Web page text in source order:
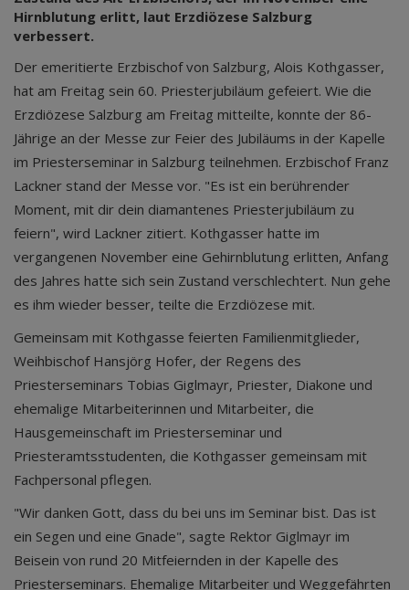
Hirnblutung erlitt, laut Erzdiözese Salzburg
verbessert.
Der emeritierte Erzbischof von Salzburg, Alois Kothgasser,
hat am Freitag sein 60. Priesterjubiläum gefeiert. Wie die
Erzdiözese Salzburg am Freitag mitteilte, konnte der 86-
Jährige an der Messe zur Feier des Jubiläums in der Kapelle
im Priesterseminar in Salzburg teilnehmen. Erzbischof Franz
Lackner stand der Messe vor. "Es ist ein berührender
Moment, mit dir dein diamantenes Priesterjubiläum zu
feiern", wird Lackner zitiert. Kothgasser hatte im
vergangenen November eine Gehirnblutung erlitten, Anfang
des Jahres hatte sich sein Zustand verschlechtert. Nun gehe
es ihm wieder besser, teilte die Erzdiözese mit.
Gemeinsam mit Kothgasse feierten Familienmitglieder,
Weihbischof Hansjörg Hofer, der Regens des
Priesterseminars Tobias Giglmayr, Priester, Diakone und
ehemalige Mitarbeiterinnen und Mitarbeiter, die
Hausgemeinschaft im Priesterseminar und
Priesteramtsstudenten, die Kothgasser gemeinsam mit
Fachpersonal pflegen.
"Wir danken Gott, dass du bei uns im Seminar bist. Das ist
ein Segen und eine Gnade", sagte Rektor Giglmayr im
Beisein von rund 20 Mitfeiernden in der Kapelle des
Priesterseminars. Ehemalige Mitarbeiter und Weggefährten